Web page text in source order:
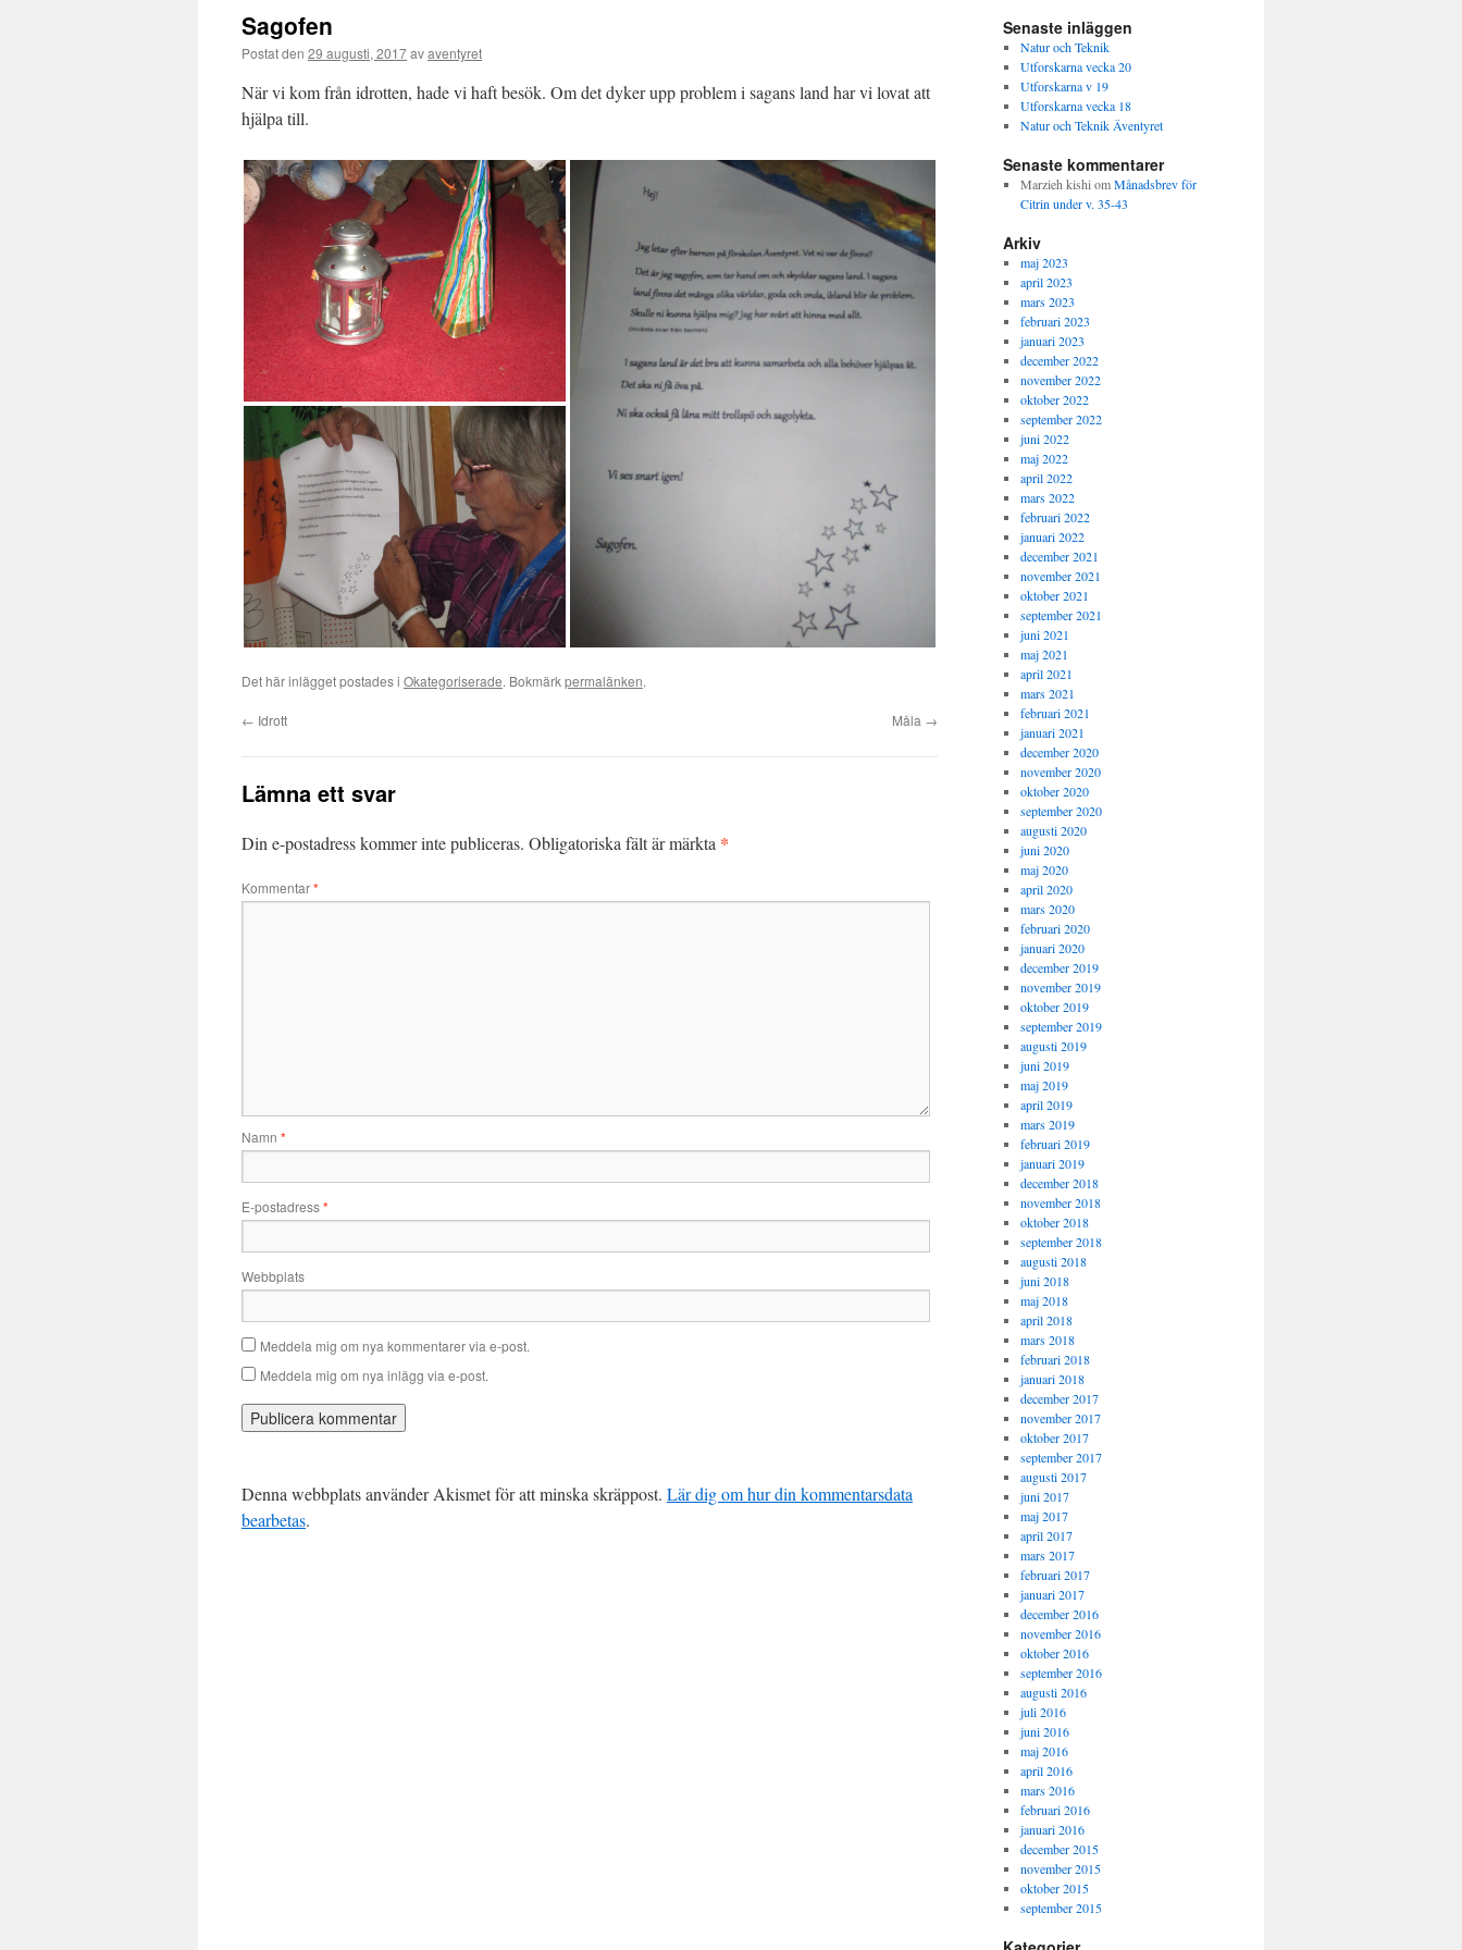
Sagofen
Postat den 29 augusti, 2017avaventyret
När vi kom från idrotten, hade vi haft besök. Om det dyker upp problem i sagans land har vi lovat att
hjälpa till.
Det här inlägget postades i Okategoriserade. Bokmärkpermalänken.
← Idrott Måla →
Lämna ett svar
Din e-postadress kommer inte publiceras. Obligatoriska fält är märkta *
Kommentar*
Namn *
E-postadress*
Webbplats
Meddela mig om nya kommentarer via e-post.
Meddela mig om nya inlägg via e-post.
Denna webbplats använder Akismet för att minska skräppost. Lär dig om hur din kommentarsdata
bearbetas.
Senaste inläggen
Natur och Teknik
Utforskarna vecka 20
Utforskarna v 19
Utforskarna vecka 18
Natur och Teknik Äventyret
Senaste kommentarer
Marzieh kishi omMånadsbrev för
Citrin under v. 35-43
Arkiv
maj 2023
april 2023
mars 2023
februari 2023
januari 2023
december 2022
november 2022
oktober 2022
september 2022
juni 2022
maj 2022
april 2022
mars 2022
februari 2022
januari 2022
december 2021
november 2021
oktober 2021
september 2021
juni 2021
maj 2021
april 2021
mars 2021
februari 2021
januari 2021
december 2020
november 2020
oktober 2020
september 2020
augusti 2020
juni 2020
maj 2020
april 2020
mars 2020
februari 2020
januari 2020
december 2019
november 2019
oktober 2019
september 2019
augusti 2019
juni 2019
maj 2019
april 2019
mars 2019
februari 2019
januari 2019
december 2018
november 2018
oktober 2018
september 2018
augusti 2018
juni 2018
maj 2018
april 2018
mars 2018
februari 2018
januari 2018
december 2017
november 2017
oktober 2017
september 2017
augusti 2017
juni 2017
maj 2017
april 2017
mars 2017
februari 2017
januari 2017
december 2016
november 2016
oktober 2016
september 2016
augusti 2016
juli 2016
juni 2016
maj 2016
april 2016
mars 2016
februari 2016
januari 2016
december 2015
november 2015
oktober 2015
september 2015